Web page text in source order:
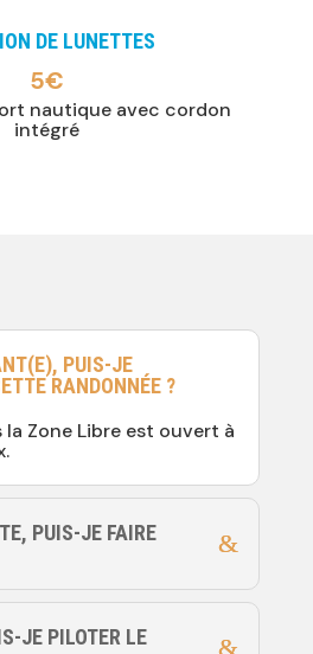
DE LUNETTES
5€
nautique avec cordon
intégré
PUIS-JE
RANDONNÉE ?
la Zone Libre est ouvert à
PUIS-JE FAIRE
JE PILOTER LE